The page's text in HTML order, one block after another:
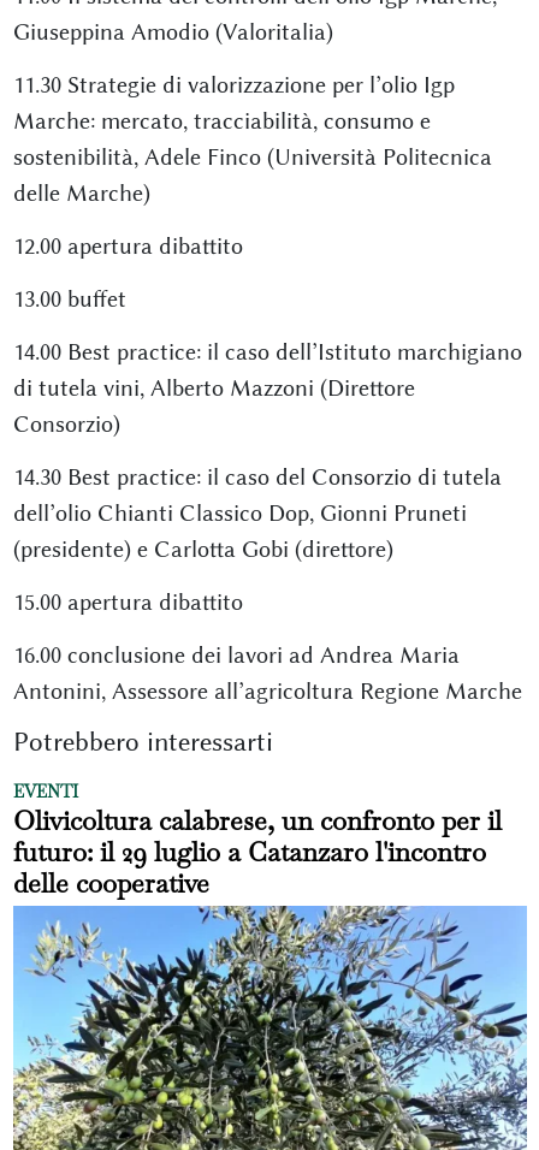
Giuseppina Amodio (Valoritalia)
11.30 Strategie di valorizzazione per l’olio Igp
Marche: mercato, tracciabilità, consumo e
sostenibilità, Adele Finco (Università Politecnica
delle Marche)
12.00 apertura dibattito
13.00 buffet
14.00 Best practice: il caso dell’Istituto marchigiano
di tutela vini, Alberto Mazzoni (Direttore
Consorzio)
14.30 Best practice: il caso del Consorzio di tutela
dell’olio Chianti Classico Dop, Gionni Pruneti
(presidente) e Carlotta Gobi (direttore)
15.00 apertura dibattito
16.00 conclusione dei lavori ad Andrea Maria
Antonini, Assessore all’agricoltura Regione Marche
Potrebbero interessarti
EVENTI
Olivicoltura calabrese, un confronto per il
futuro: il 29 luglio a Catanzaro l'incontro
delle cooperative